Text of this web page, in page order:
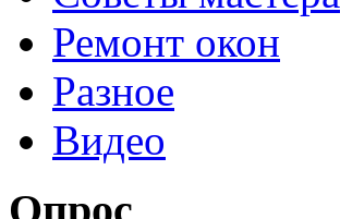
Ремонт окон
Разное
Видео